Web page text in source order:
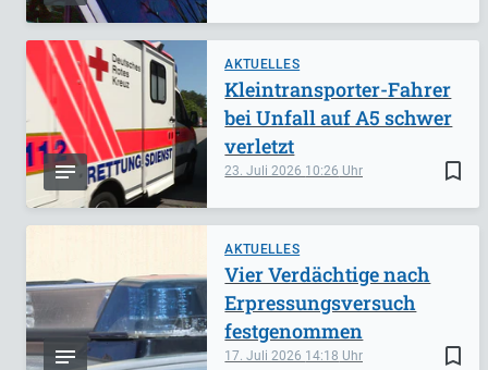
AKTUELLES
bookmark_border
23. Juli 2026 10:26
Kleintransporter-Fahrer
bei Unfall auf A5 schwer
verletzt
AKTUELLES
bookmark_border
17. Juli 2026 14:18
Vier Verdächtige nach
Erpressungsversuch
festgenommen